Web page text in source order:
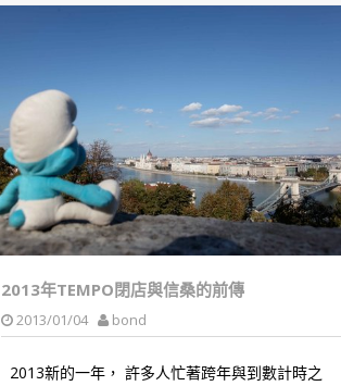
2013年TEMPO閉店與信桑的前傳
2013/01/04 bond
2013新的一年， 許多人忙著跨年與到數計時之